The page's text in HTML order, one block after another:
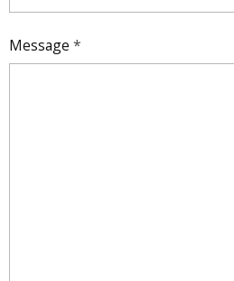
Message